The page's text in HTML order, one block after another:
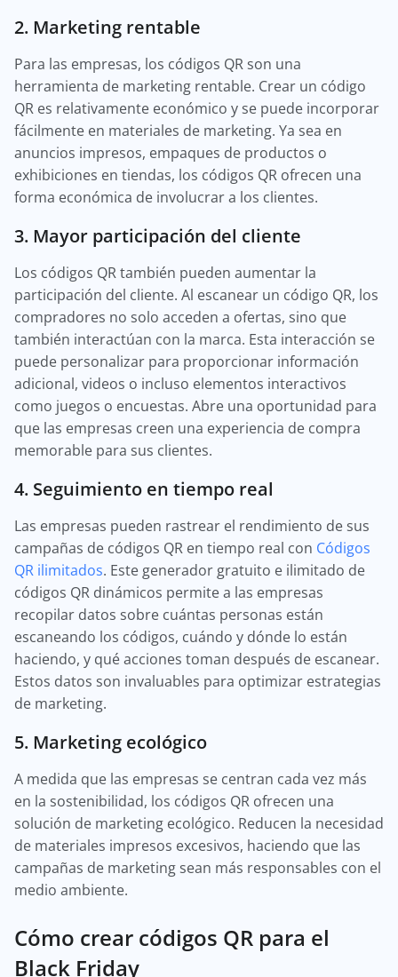
2. Marketing rentable
Para las empresas, los códigos QR son una
herramienta de marketing rentable. Crear un código
QR es relativamente económico y se puede incorporar
fácilmente en materiales de marketing. Ya sea en
anuncios impresos, empaques de productos o
exhibiciones en tiendas, los códigos QR ofrecen una
forma económica de involucrar a los clientes.
3. Mayor participación del cliente
Los códigos QR también pueden aumentar la
participación del cliente. Al escanear un código QR, los
compradores no solo acceden a ofertas, sino que
también interactúan con la marca. Esta interacción se
puede personalizar para proporcionar información
adicional, videos o incluso elementos interactivos
como juegos o encuestas. Abre una oportunidad para
que las empresas creen una experiencia de compra
memorable para sus clientes.
4. Seguimiento en tiempo real
Las empresas pueden rastrear el rendimiento de sus
campañas de códigos QR en tiempo real con Códigos
QR ilimitados. Este generador gratuito e ilimitado de
códigos QR dinámicos permite a las empresas
recopilar datos sobre cuántas personas están
escaneando los códigos, cuándo y dónde lo están
haciendo, y qué acciones toman después de escanear.
Estos datos son invaluables para optimizar estrategias
de marketing.
5. Marketing ecológico
A medida que las empresas se centran cada vez más
en la sostenibilidad, los códigos QR ofrecen una
solución de marketing ecológico. Reducen la necesidad
de materiales impresos excesivos, haciendo que las
campañas de marketing sean más responsables con el
medio ambiente.
Cómo crear códigos QR para el
Black Friday